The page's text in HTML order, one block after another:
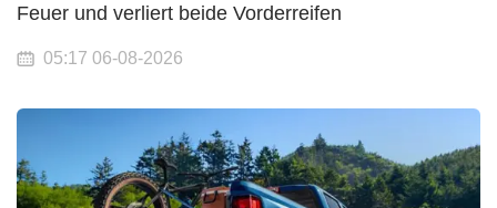
Feuer und verliert beide Vorderreifen
05:17 06-08-2026